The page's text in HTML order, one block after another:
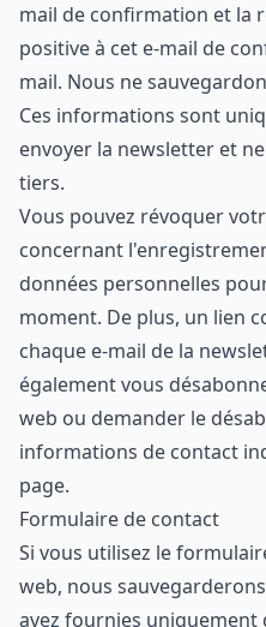
mail de confirmation et la
positive à cet e-mail de
mail. Nous ne
Ces informations sont
envoyer la newsletter et
tiers.
Vous pouvez révoquer
concernant
données personnelles
moment. De plus, un lien
chaque e-mail de la
également vous
web ou demander le
informations de contact
page.
Formulaire de contact
Si vous utilisez le
web, nous
avez fournies uniquement